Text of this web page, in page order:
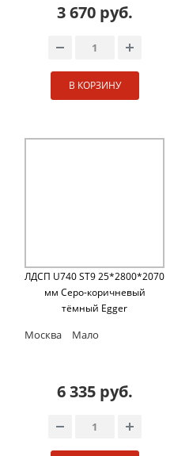
3 670 руб.
В КОРЗИНУ
ЛДСП U740 ST9 25*2800*2070
мм Cеро-коричневый
тёмный Egger
Москва Мало
6 335 руб.